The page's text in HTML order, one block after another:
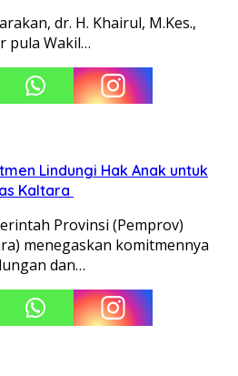
dr. H. Khairul, M.Kes.,
pula Wakil…
Lindungi Hak Anak untuk
Kaltara
Provinsi (Pemprov)
menegaskan komitmennya
dan…